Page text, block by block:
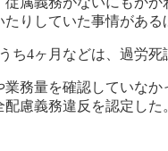
りしていた事情があ
ち4ヶ月などは、過労
務量を確認していな
慮義務違反を認定した